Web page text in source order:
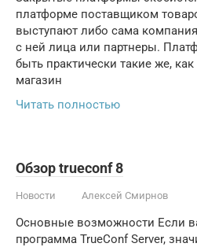
платформе поставщиком
выступают либо сама
с ней лица или партнеры.
быть практически такие же,
магазин
Читать полностью
Обзор trueconf 8
Новости Алексей Смирнов
Основные возможности Если
программа TrueConf Server,